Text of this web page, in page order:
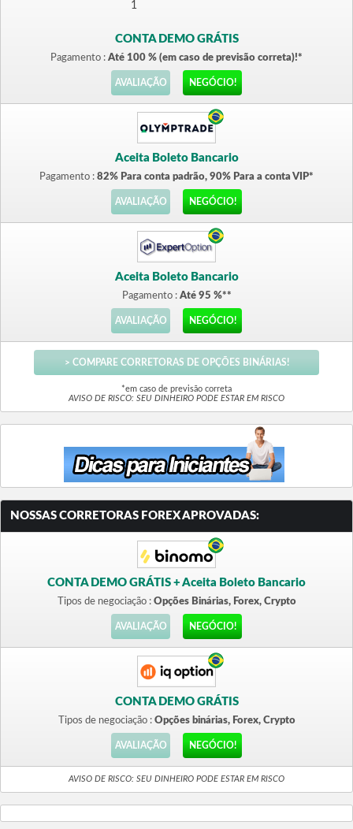
CONTA DEMO GRÁTIS
Pagamento : Até 100 % (em caso de previsão correta)!*
AVALIAÇÃO NEGÓCIO!
Aceita Boleto Bancario
Pagamento : 82% Para conta padrão, 90% Para a conta VIP*
AVALIAÇÃO NEGÓCIO!
Aceita Boleto Bancario
Pagamento : Até 95 %**
AVALIAÇÃO NEGÓCIO!
> COMPARE CORRETORAS DE OPÇÕES BINÁRIAS!
*em caso de previsão correta
AVISO DE RISCO: SEU DINHEIRO PODE ESTAR EM RISCO
NOSSAS CORRETORAS FOREX APROVADAS:
CONTA DEMO GRÁTIS + Aceita Boleto Bancario
Tipos de negociação : Opções Binárias, Forex, Crypto
AVALIAÇÃO NEGÓCIO!
CONTA DEMO GRÁTIS
Tipos de negociação : Opções binárias, Forex, Crypto
AVALIAÇÃO NEGÓCIO!
AVISO DE RISCO: SEU DINHEIRO PODE ESTAR EM RISCO